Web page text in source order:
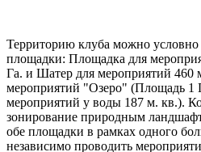
Территорию клуба можно условно
площадки: Площадка для
Га. и Шатер для мероприятий 460
мероприятий "Озеро" (Площадь 1
мероприятий у воды 187 м. кв.).
зонирование природным
обе площадки в рамках одного
независимо проводить